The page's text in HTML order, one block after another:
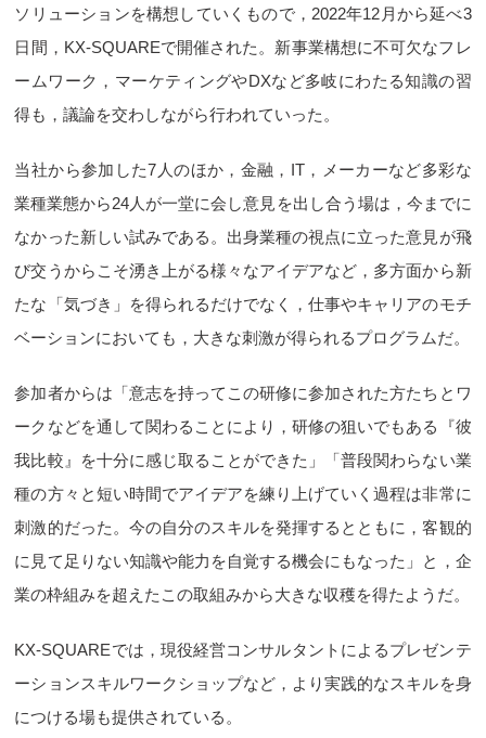
ソリューションを構想していくもので，2022年12月から延べ3
日間，KX-SQUAREで開催された。新事業構想に不可欠なフレ
ームワーク，マーケティングやDXなど多岐にわたる知識の習
得も，議論を交わしながら行われていった。
当社から参加した7人のほか，金融，IT，メーカーなど多彩な
業種業態から24人が一堂に会し意見を出し合う場は，今までに
なかった新しい試みである。出身業種の視点に立った意見が飛
び交うからこそ湧き上がる様々なアイデアなど，多方面から新
たな「気づき」を得られるだけでなく，仕事やキャリアのモチ
ベーションにおいても，大きな刺激が得られるプログラムだ。
参加者からは「意志を持ってこの研修に参加された方たちとワ
ークなどを通して関わることにより，研修の狙いでもある『彼
我比較』を十分に感じ取ることができた」「普段関わらない業
種の方々と短い時間でアイデアを練り上げていく過程は非常に
刺激的だった。今の自分のスキルを発揮するとともに，客観的
に見て足りない知識や能力を自覚する機会にもなった」と，企
業の枠組みを超えたこの取組みから大きな収穫を得たようだ。
KX-SQUAREでは，現役経営コンサルタントによるプレゼンテ
ーションスキルワークショップなど，より実践的なスキルを身
につける場も提供されている。